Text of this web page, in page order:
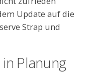
Update auf die
Strap und
Planung